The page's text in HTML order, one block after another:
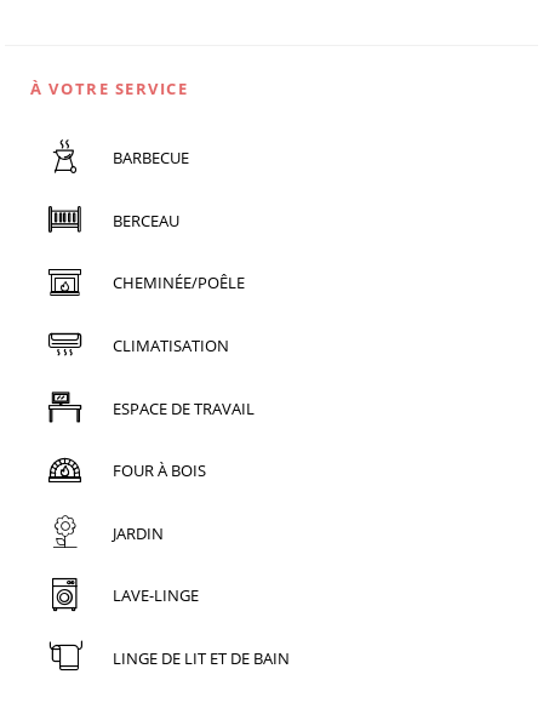
À VOTRE SERVICE
BARBECUE
BERCEAU
CHEMINÉE/POÊLE
CLIMATISATION
ESPACE DE TRAVAIL
FOUR À BOIS
JARDIN
LAVE-LINGE
LINGE DE LIT ET DE BAIN